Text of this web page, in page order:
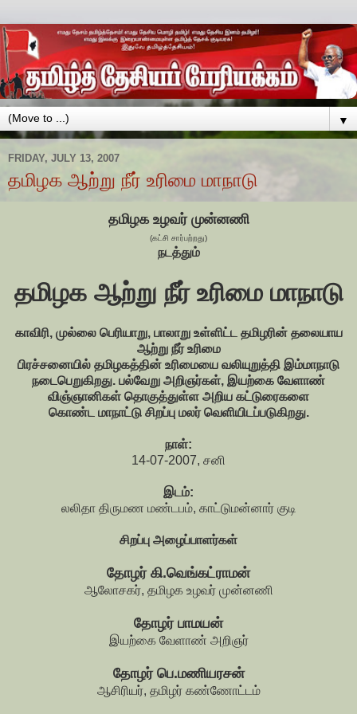
▼
FRIDAY, JULY 13, 2007
தமிழக ஆற்று நீர் உரிமை மாநாடு
தமிழக உழவர் முன்னணி
(கட்சி சார்பற்றது)
நடத்தும்
தமிழக ஆற்று நீர் உரிமை மாநாடு
காவிரி, முல்லை பெரியாறு, பாலாறு உள்ளிட்ட தமிழரின் தலையாய
ஆற்று நீர் உரிமை
பிரச்சனையில் தமிழகத்தின் உரிமையை வலியுறுத்தி இம்மாநாடு
நடைபெறுகிறது. பல்வேறு அறிஞர்கள், இயற்கை வேளாண்
விஞ்ஞானிகள் தொகுத்துள்ள அறிய கட்டுரைகளை
கொண்ட மாநாட்டு சிறப்பு மலர் வெளியிடப்படுகிறது.
நாள்:
14-07-2007, சனி
இடம்:
லலிதா திருமண மண்டபம், காட்டுமன்னார் குடி
சிறப்பு அழைப்பாளர்கள்
தோழர் கி.வெங்கட்ராமன்
ஆலோசகர், தமிழக உழவர் முன்னணி
தோழர் பாமயன்
இயற்கை வேளாண் அறிஞர்
தோழர் பெ.மணியரசன்
ஆசிரியர், தமிழர் கண்ணோட்டம்